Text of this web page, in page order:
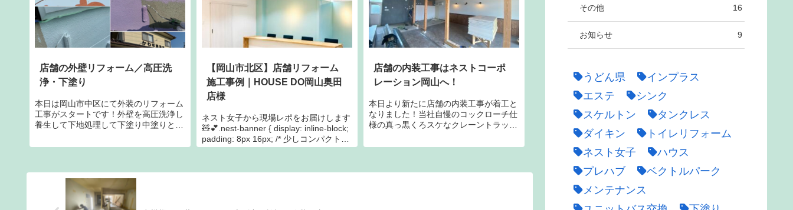
店舗の外壁リフォーム／高圧洗
浄・下塗り
本日は岡山市中区にて外装のリフォーム
工事がスタートです！外壁を高圧洗浄し
養生して下地処理して下塗り中塗りと進
出来てからのお楽しみという事にしまし
【岡山市北区】店舗リフォーム
施工事例｜HOUSE DO岡山奥田
店様
ネスト女子から現場レポをお届けします
🧸💕.nest-banner { display: inline-block;
padding: 8px 16px; /* 少しコンパクトに
*/ background-color: #fff0f2; /...
店舗の内装工事はネストコーポ
レーション岡山へ！
本日より新たに店舗の内装工事が着工と
なりました！当社自慢のコックローチ仕
様の真っ黒くろスケなクレーントラック
り。タイヤも交換して言うことなし。8
その他 16
お知らせ 9
うどん県
インプラス
エステ
シンク
スケルトン
タンクレス
ダイキン
トイレリフォーム
ネスト女子
ハウス
プレハブ
ベクトルパーク
メンテナンス